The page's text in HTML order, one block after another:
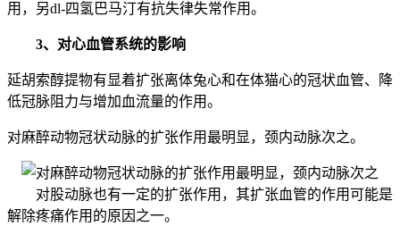
用，另dl-四氢巴马汀有抗失律失常作用。
3、对心血管系统的影响
延胡索醇提物有显着扩张离体兔心和在体猫心的冠状血管、降
低冠脉阻力与增加血流量的作用。
对麻醉动物冠状动脉的扩张作用最明显，颈内动脉次之。
对股动脉也有一定的扩张作用，其扩张血管的作用可能是
解除疼痛作用的原因之一。